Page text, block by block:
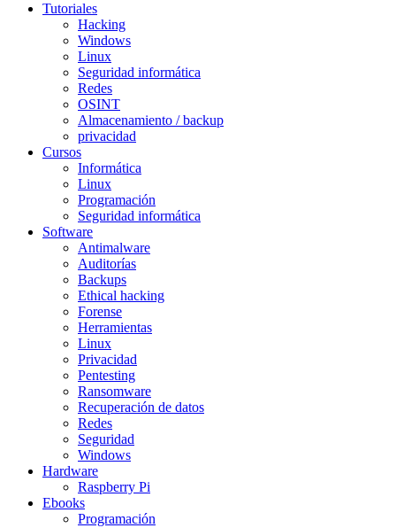
Tutoriales
Hacking
Windows
Linux
Seguridad informática
Redes
OSINT
Almacenamiento / backup
privacidad
Cursos
Informática
Linux
Programación
Seguridad informática
Software
Antimalware
Auditorías
Backups
Ethical hacking
Forense
Herramientas
Linux
Privacidad
Pentesting
Ransomware
Recuperación de datos
Redes
Seguridad
Windows
Hardware
Raspberry Pi
Ebooks
Programación